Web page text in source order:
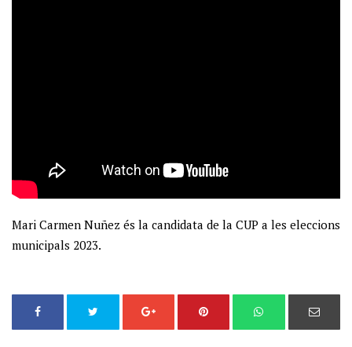
Mari Carmen Nuñez és la candidata de la CUP a les eleccions
municipals 2023.